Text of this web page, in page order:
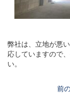
弊社は、立地が悪
応していますので
い。
前